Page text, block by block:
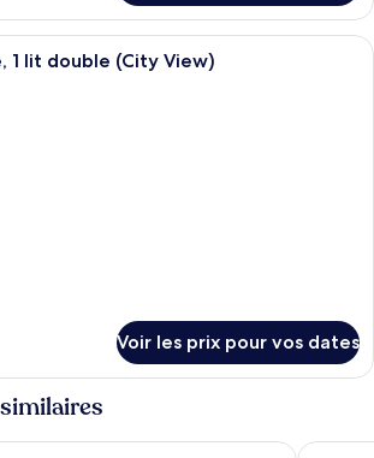
Une chambre d’hôtel moderne
1 lit double (City View)
Voir les prix pour vos dates
The